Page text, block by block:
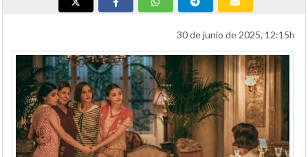
30 de junio de 2025, 12:15h